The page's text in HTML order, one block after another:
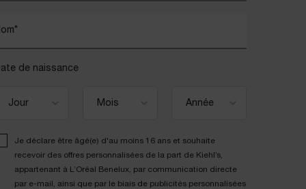
*
de naissance
Je déclare être âgé(e) d'au moins 16 ans et souhaite
recevoir des offres personnalisées de la part de Kiehl’s,
appartenant à L’Oréal Benelux, par communication directe
par e-mail, ainsi que par le biais de publicités personnalisées